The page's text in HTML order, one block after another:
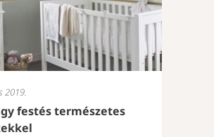
2019.
festés természetes